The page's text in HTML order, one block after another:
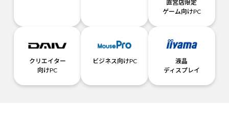
直営店限定
ゲーム向けPC
クリエイター
向けPC
ビジネス向けPC
液晶
ディスプレイ